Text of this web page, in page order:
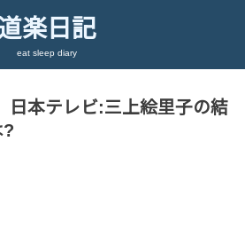
楽日記
eat sleep diary
日本テレビ:三上絵里子の結
?